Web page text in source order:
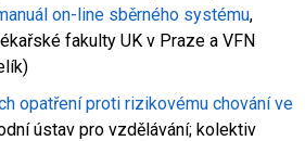
on-line sběrného systému,
fakulty UK v Praze a VFN
opatření proti rizikovému chování ve
ústav pro vzdělávání; kolektiv